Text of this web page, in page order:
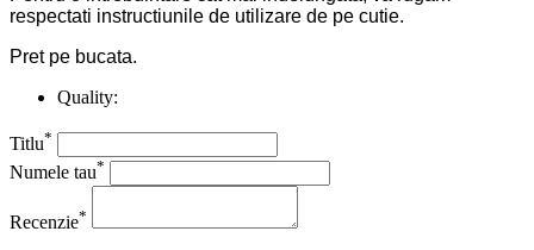
respectati instructiunile de utilizare de pe cutie.
Pret pe bucata.
Quality:
Titlu*
Numele tau*
Recenzie*